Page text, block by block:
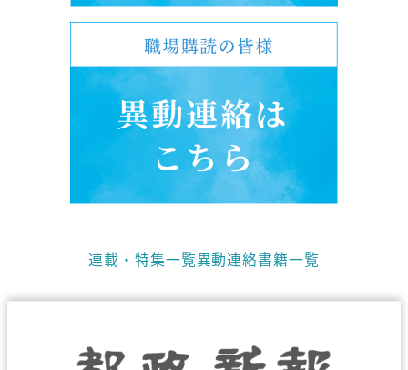
連載・特集一覧異動連絡書籍一覧